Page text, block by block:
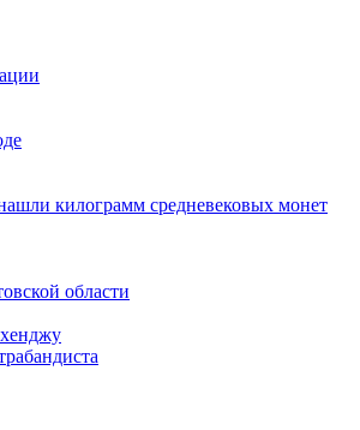
килограмм средневековых монет
области